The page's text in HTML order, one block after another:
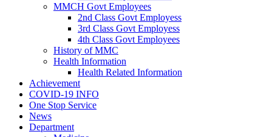
MMCH Govt Employees
2nd Class Govt Employess
3rd Class Govt Employess
4th Class Govt Employees
History of MMC
Health Information
Health Related Information
Achievement
COVID-19 INFO
One Stop Service
News
Department